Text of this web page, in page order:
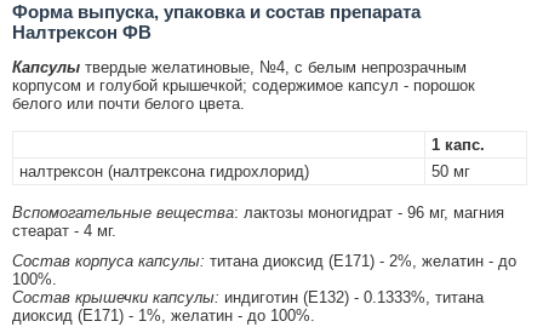
Форма выпуска, упаковка и состав препарата
Налтрексон ФВ
Капсулы твердые желатиновые, №4, с белым непрозрачным
корпусом и голубой крышечкой; содержимое капсул - порошок
белого или почти белого цвета.
1 капс.
налтрексон (налтрексона гидрохлорид)
50 мг
Вспомогательные вещества: лактозы моногидрат - 96 мг, магния
стеарат - 4 мг.
Состав корпуса капсулы: титана диоксид (E171) - 2%, желатин - до
100%.
Состав крышечки капсулы: индиготин (E132) - 0.1333%, титана
диоксид (E171) - 1%, желатин - до 100%.